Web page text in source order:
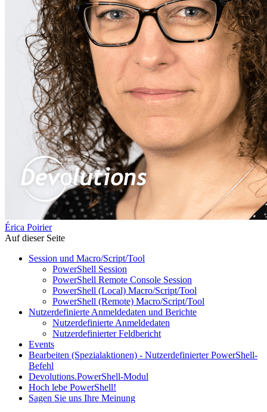
Érica Poirier
Auf dieser Seite
Session und Macro/Script/Tool
PowerShell Session
PowerShell Remote Console Session
PowerShell (Local) Macro/Script/Tool
PowerShell (Remote) Macro/Script/Tool
Nutzerdefinierte Anmeldedaten und Berichte
Nutzerdefinierte Anmeldedaten
Nutzerdefinierter Feldbericht
Events
Bearbeiten (Spezialaktionen) - Nutzerdefinierter PowerShell-
Befehl
Devolutions.PowerShell-Modul
Hoch lebe PowerShell!
Sagen Sie uns Ihre Meinung